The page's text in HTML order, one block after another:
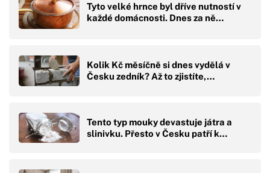
Tyto velké hrnce byl dříve nutností v
každé domácnosti. Dnes za ně…
Kolik Kč měsíčně si dnes vydělá v
Česku zedník? Až to zjistíte,…
Tento typ mouky devastuje játra a
slinivku. Přesto v Česku patří k…